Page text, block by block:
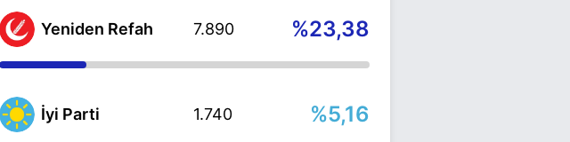
Yeniden Refah 7.890 %23,38
İyi Parti 1.740 %5,16